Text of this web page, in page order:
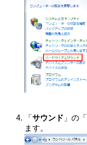
「 サウンド 」の「
ます。